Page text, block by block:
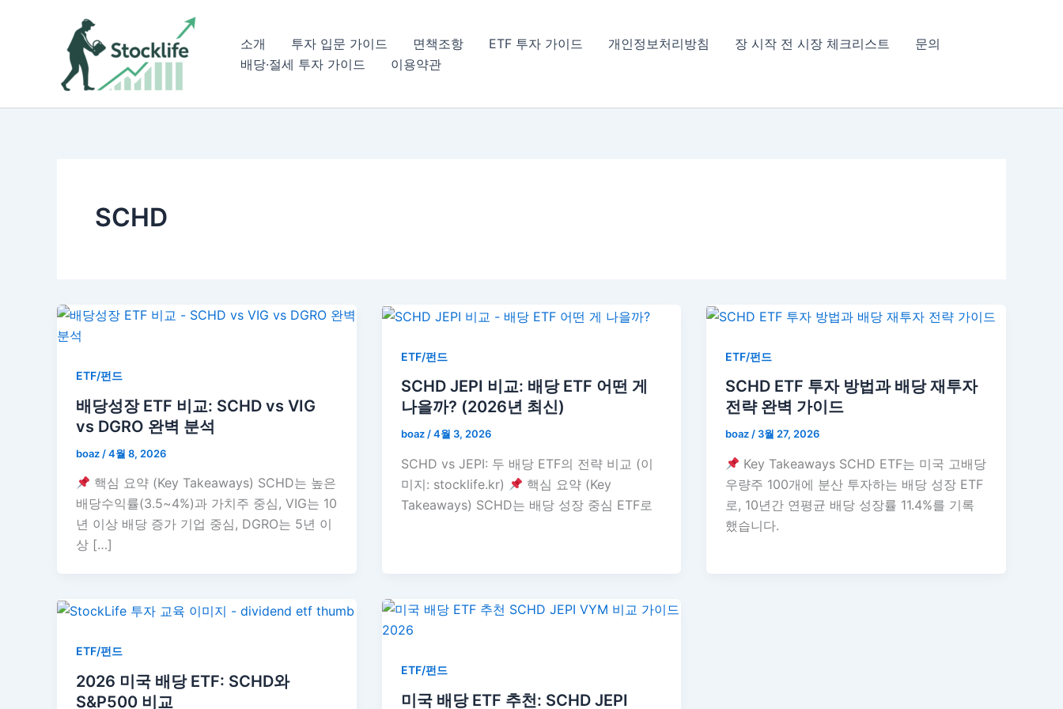
너
소개 투자 입문 가이드 면책조항 ETF 투자 가이드 개인정보처리방침 장 시작 전 시장 체크리스트
문의
배당·절세 투자 가이드
이용약관
SCHD
ETF/펀드
배당성장 ETF 비교: SCHD vs VIG
vs DGRO 완벽 분석
boaz /4월 8, 2026
핵심 요약 (Key Takeaways) SCHD는 높은
배당수익률(3.5~4%)과 가치주 중심, VIG는 10
년 이상 배당 증가 기업 중심, DGRO는 5년 이
상 […]
ETF/펀드
SCHD JEPI 비교: 배당 ETF 어떤 게
나을까? (2026년 최신)
boaz/4월 3, 2026
SCHD vs JEPI: 두 배당 ETF의 전략 비교 (이
미지: stocklife.kr)
핵심 요약 (Key
Takeaways) SCHD는 배당 성장 중심 ETF로
ETF/펀드
SCHD ETF 투자 방법과 배당 재투자
전략 완벽 가이드
boaz/ 3월 27, 2026
Key Takeaways SCHD ETF는 미국 고배당
우량주 100개에 분산 투자하는 배당 성장 ETF
로, 10년간 연평균 배당 성장률 11.4%를 기록
했습니다.
ETF/펀드
2026 미국 배당 ETF: SCHD와
S&P500 비교
ETF/펀드
미국 배당 ETF 추천: SCHD JEPI